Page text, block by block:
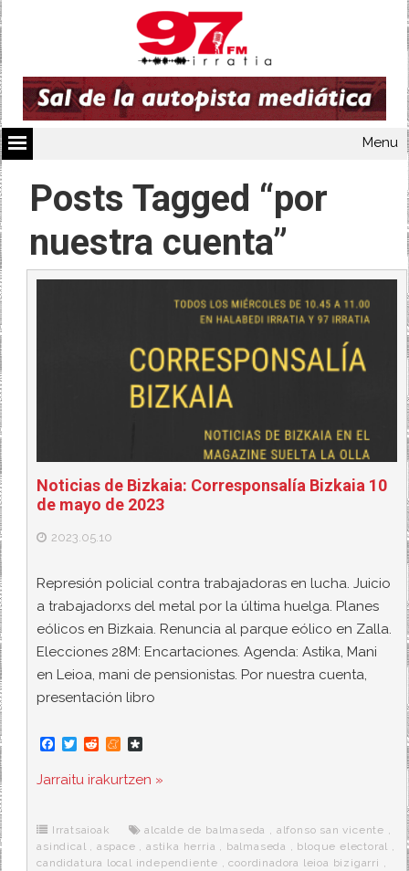
Menu
Posts Tagged “por
nuestra cuenta”
Noticias de Bizkaia: Corresponsalía Bizkaia 10
de mayo de 2023
2023.05.10
Represión policial contra trabajadoras en lucha. Juicio
a trabajadorxs del metal por la última huelga. Planes
eólicos en Bizkaia. Renuncia al parque eólico en Zalla.
Elecciones 28M: Encartaciones. Agenda: Astika, Mani
en Leioa, mani de pensionistas. Por nuestra cuenta,
presentación libro
F
c
e
o
k
T
i
t
r
R
d
d
M
n
e
e
a
s
r
a
Jarraitu irakurtzen »
Irratsaioak alcalde de balmaseda , alfonso san vicente ,
asindical , aspace ,astika herria , balmaseda , bloque electoral ,
candidatura local independiente ,coordinadora leioa bizigarri ,